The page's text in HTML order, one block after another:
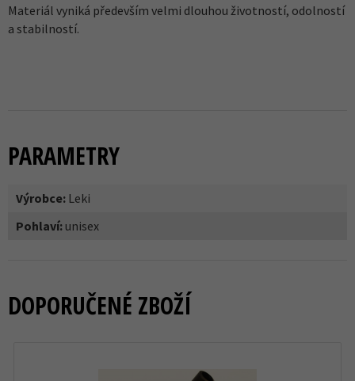
Materiál vyniká především velmi dlouhou životností, odolností
a stabilností.
PARAMETRY
Výrobce: Leki
Pohlaví: unisex
DOPORUČENÉ ZBOŽÍ